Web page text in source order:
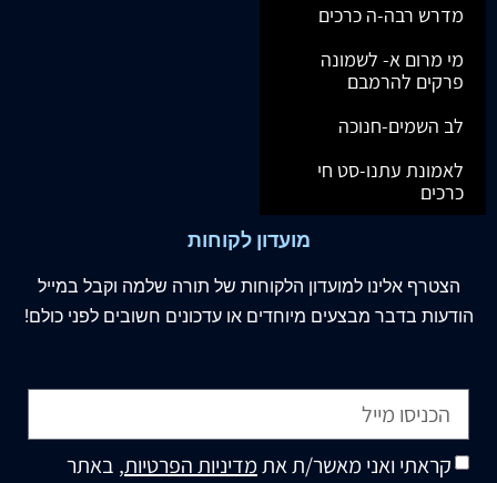
מדרש רבה-ה כרכים
מי מרום א- לשמונה
פרקים להרמבם
לב השמים-חנוכה
לאמונת עתנו-סט חי
כרכים
מועדון לקוחות
הצטרף אלינו למועדון הלקוחות של תורה שלמה וקבל במייל
הודעות בדבר מבצעים מיוחדים או עדכונים חשובים לפני כולם!
קראתי ואני מאשר/ת אתמדיניות הפרטיות, באתר